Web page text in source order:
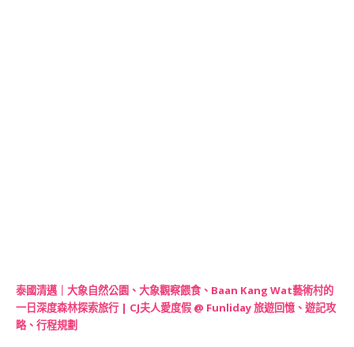
泰國清邁｜大象自然公園、大象觀察餵食、Baan Kang Wat藝術村的
一日深度森林探索旅行 | CJ夫人愛度假 @ Funliday 旅遊回憶、遊記攻
略、行程規劃